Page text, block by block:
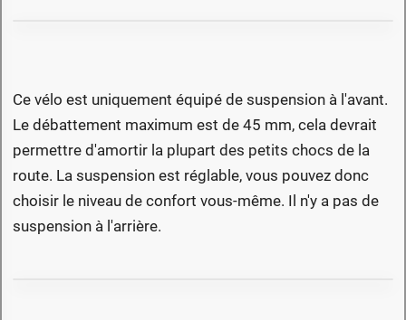
Ce vélo est uniquement équipé de suspension à l'avant.
Le débattement maximum est de 45 mm, cela devrait
permettre d'amortir la plupart des petits chocs de la
route. La suspension est réglable, vous pouvez donc
choisir le niveau de confort vous-même. Il n'y a pas de
suspension à l'arrière.